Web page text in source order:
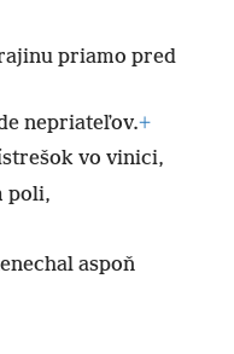
priamo pred
nepriateľov.+
vo vinici,
poli,
aspoň